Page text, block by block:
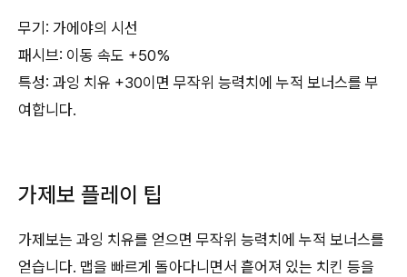
무기: 가에야의 시선
패시브: 이동 속도 +50%
특성: 과잉 치유 +30이면 무작위 능력치에 누적 보너스를 부
여합니다.
가제보 플레이 팁
가제보는 과잉 치유를 얻으면 무작위 능력치에 누적 보너스를
얻습니다. 맵을 빠르게 돌아다니면서 흩어져 있는 치킨 등을